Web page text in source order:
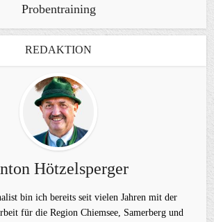
Probentraining
REDAKTION
Hötzelsperger
bin ich bereits seit vielen Jahren mit der
für die Region Chiemsee, Samerberg und